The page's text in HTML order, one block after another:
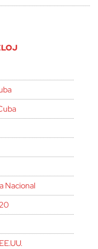
Nacional